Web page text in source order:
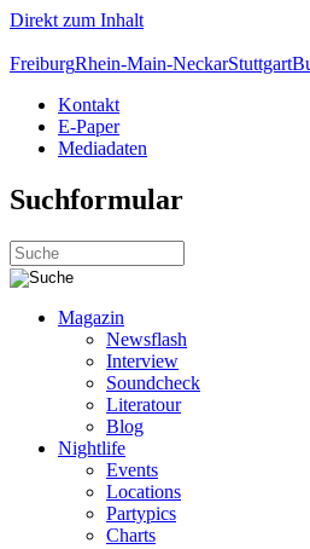
Direkt zum Inhalt
FreiburgRhein-Main-NeckarStuttgart
Kontakt
E-Paper
Mediadaten
Suchformular
Magazin
Newsflash
Interview
Soundcheck
Literatour
Blog
Nightlife
Events
Locations
Partypics
Charts